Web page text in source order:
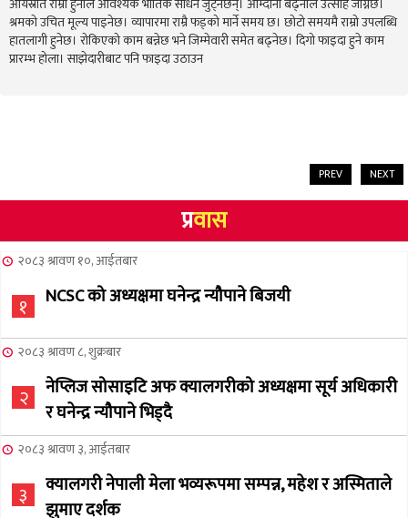
श्रमको उचित मूल्य पाइनेछ। व्यापारमा राम्रै फड्को मार्ने समय छ। छोटो समयमै राम्रो उपलब्धि
हातलागी हुनेछ। रोकिएको काम बन्नेछ भने जिम्मेवारी समेत बढ्नेछ। दिगो फाइदा हुने काम
प्रारम्भ होला। साझेदारीबाट पनि फाइदा उठाउन
PREV NEXT
प्रवास
२०८३ श्रावण १०, आईतबार
१ NCSC को अध्यक्षमा घनेन्द्र न्यौपाने बिजयी
२०८३ श्रावण ८, शुक्रबार
२
नेप्लिज सोसाइटि अफ क्यालगरीको अध्यक्षमा सूर्य अधिकारी
र घनेन्द्र न्यौपाने भिड्दै
२०८३ श्रावण ३, आईतबार
३
क्यालगरी नेपाली मेला भव्यरूपमा सम्पन्न, महेश र अस्मिताले
झुमाए दर्शक